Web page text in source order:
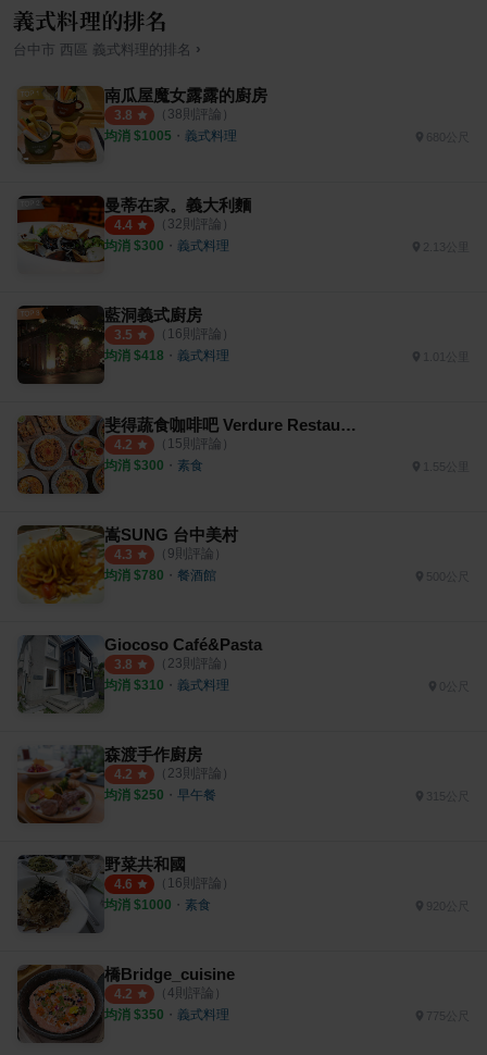
義式料理的排名
台中市 西區 義式料理的排名 ›
南瓜屋魔女露露的廚房
3.8 （ 38則評論）
均消 $1005 ・ 義式料理
曼蒂在家。義大利麵
4.4 （ 32則評論）
均消 $300 ・ 義式料理
藍洞義式廚房
3.5 （ 16則評論）
均消 $418 ・ 義式料理
斐得蔬食咖啡吧 Verdure Restaurant
4.2 （ 15則評論）
均消 $300 ・ 素食 1.55公里
嵩SUNG 台中美村
4.3 （ 9則評論）
均消 $780 ・ 餐酒館 500公尺
Giocoso Café&Pasta
3.8 （ 23則評論）
均消 $310 ・ 義式料理
森渡手作廚房
4.2 （ 23則評論）
均消 $250 ・ 早午餐 315公尺
野菜共和國
4.6 （ 16則評論）
均消 $1000 ・ 素食
橋Bridge_cuisine
4.2 （ 4則評論）
均消 $350 ・ 義式料理 775公尺